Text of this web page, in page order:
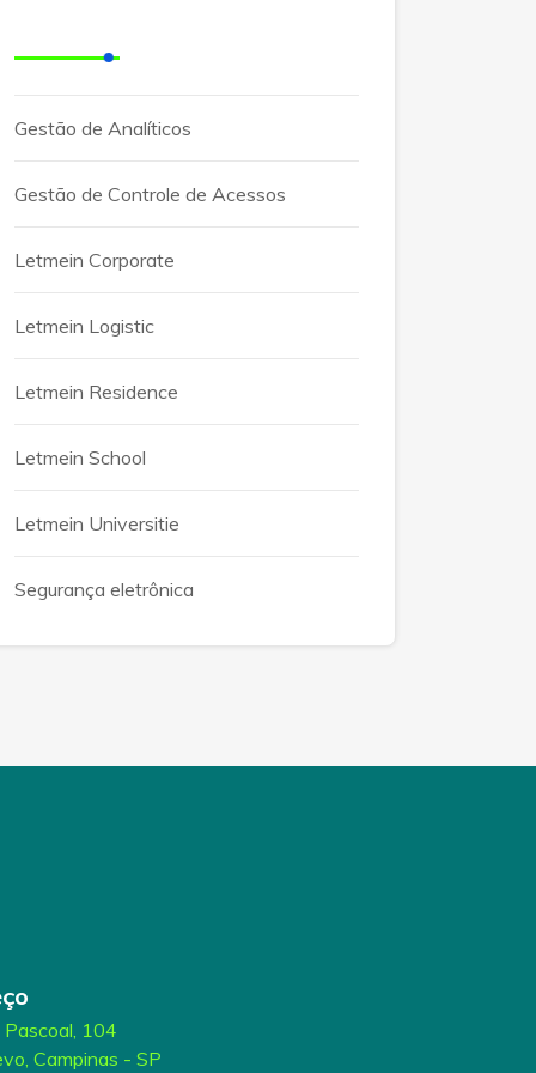
Gestão de Analíticos
Gestão de Controle de Acessos
Letmein Corporate
Letmein Logistic
Letmein Residence
Letmein School
Letmein Universitie
Segurança eletrônica
Pascoal, 104
Campinas - SP